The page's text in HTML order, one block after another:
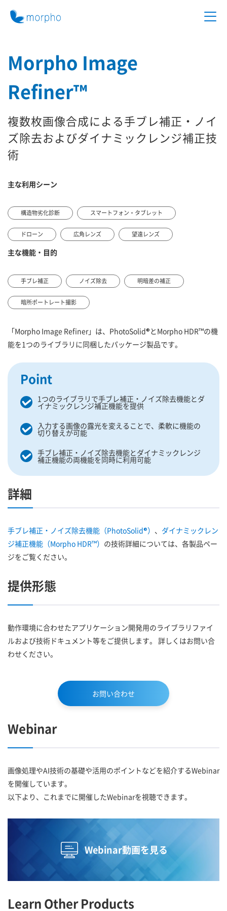
Morpho Image
Refiner™
複数枚画像合成による手ブレ補正・ノイ
ズ除去およびダイナミックレンジ補正技
術
主な利用シーン
構造物劣化診断 スマートフォン・タブレット
ドローン 広角レンズ 望遠レンズ
主な機能・目的
手ブレ補正 ノイズ除去 明暗差の補正
暗所ポートレート撮影
「Morpho Image Refiner」は、PhotoSolid®とMorpho HDR™の機
能を1つのライブラリに同梱したパッケージ製品です。
Point
1つのライブラリで手ブレ補正・ノイズ除去機能とダ
イナミックレンジ補正機能を提供
入力する画像の露光を変えることで、柔軟に機能の
切り替えが可能
手ブレ補正・ノイズ除去機能とダイナミックレンジ
補正機能の両機能を同時に利用可能
詳細
手ブレ補正・ノイズ除去機能（PhotoSolid®） 、 ダイナミックレン
ジ補正機能（Morpho HDR™） の技術詳細については、各製品ペー
ジをご覧ください。
提供形態
動作環境に合わせたアプリケーション開発用のライブラリファイ
ルおよび技術ドキュメント等をご提供します。 詳しくはお問い合
わせください。
お問い合わせ
Webinar
画像処理やAI技術の基礎や活用のポイントなどを紹介するWebinar
を開催しています。
以下より、これまでに開催したWebinarを視聴できます。
Webinar動画を見る
Learn Other Products